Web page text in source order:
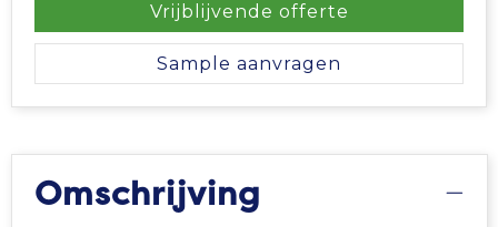
Vrijblijvende offerte
Sample aanvragen
Omschrijving